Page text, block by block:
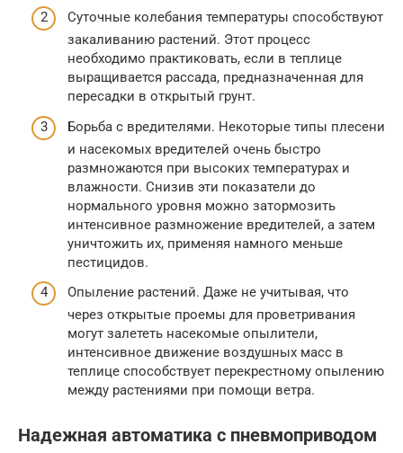
Суточные колебания температуры способствуют
закаливанию растений. Этот процесс
необходимо практиковать, если в теплице
выращивается рассада, предназначенная для
пересадки в открытый грунт.
Борьба с вредителями. Некоторые типы плесени
и насекомых вредителей очень быстро
размножаются при высоких температурах и
влажности. Снизив эти показатели до
нормального уровня можно затормозить
интенсивное размножение вредителей, а затем
уничтожить их, применяя намного меньше
пестицидов.
Опыление растений. Даже не учитывая, что
через открытые проемы для проветривания
могут залететь насекомые опылители,
интенсивное движение воздушных масс в
теплице способствует перекрестному опылению
между растениями при помощи ветра.
Надежная автоматика с пневмоприводом